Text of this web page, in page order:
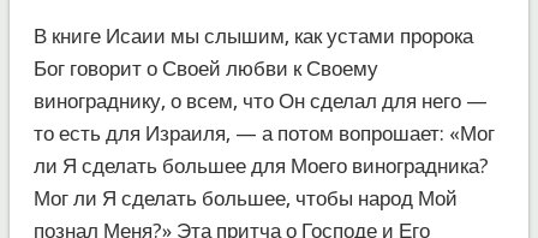
В книге Исаии мы слышим, как устами пророка
Бог говорит о Своей любви к Своему
винограднику, о всем, что Он сделал для него —
то есть для Израиля, — а потом вопрошает: «Мог
ли Я сделать большее для Моего виноградника?
Мог ли Я сделать большее, чтобы народ Мой
познал Меня?» Эта притча о Господе и Его